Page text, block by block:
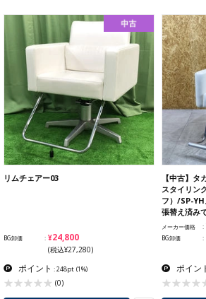
リムチェアー03
BG卸価 ¥24,800
(税込¥27,280)
ポイント : 248pt (1%)
(0)
【中古】
スタイリン
フ）/SP-
張替え済み
メーカー価格
BG卸価
ポイン